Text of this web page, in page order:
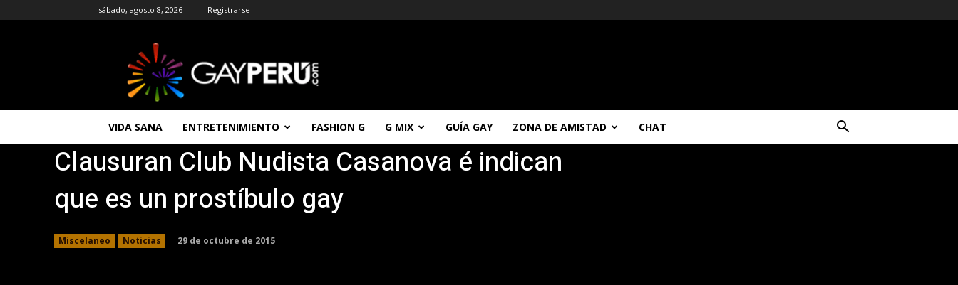
sábado, agosto 8, 2026 Registrarse
|
Entretenimiento
Noticias
|
Chat
Gratis
Peru
VIDA SANA ENTRETENIMIENTO FASHION G G MIX GUÍA GAY ZONA DE AMISTAD CHAT
Clausuran Club Nudista Casanova é indican
que es un prostíbulo gay
Miscelaneo Noticias 29 de octubre de 2015